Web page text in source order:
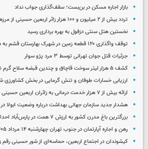
بازار اجاره مسکن در بن‌بست؛ سقف‌گذاری جواب نداد
تردد بیش از ۲ میلیون و ۱۰۰ هزار زائر اربعین حسینی از مرزهای شلمچه و چذابه
نخستین هتل سنتی دزفول به بهره برداری رسید
توقف واگذاری ۱۲۰ قطعه زمین در شهرک بهارستان قشم به دستور دادستان
جزئیات قتل جوان تهرانی توسط ۳ مرد پژو سوار
کشف ۵ هزار لیتر سوخت قاچاق و چندین قبضه سلاح گرم توسط مرزبانان هرمزگان
ارزیابی خسارات طوفان و تنش گرمایی در بخش کشاورزی
ارائه بیش از ۷ هزار خدمت درمانی به زائران اربعین حسینی در مرز چذابه
هشدار جدید سازمان جهانی بهداشت درباره وضعیت ابولا
بزرگترین باغ مدرن کشور به ارزش ۷ همت در پارس‌آباد احداث می‌شود
رهن و اجاره آپارتمان در جنوب تهران چهارشنبه ۱۴ مرداد ۱۴۰۵
کیشوندان در اجتماع اربعین، حماسه‌ای از شور حسینی رقم